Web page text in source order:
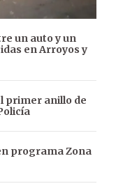
un auto y un
en Arroyos y
primer anillo de
programa Zona